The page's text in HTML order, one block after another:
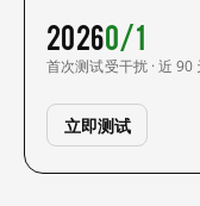
2026
首次测试
0/1
受干扰 · 近 90
立即测试